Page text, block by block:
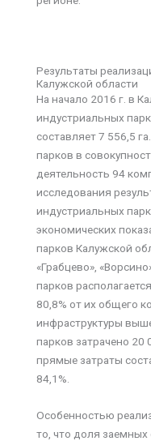
Результаты
Калужской области
На начало 2016 г. в
индустриальных
составляет 7 556,5
парков в
деятельность 94
исследования
индустриальных
экономических
парков Калужской
«Грабцево»,
парков
80,8% от их общего
инфраструктуры
парков затрачено 20
прямые затраты
84,1%.
Особенностью
то, что доля